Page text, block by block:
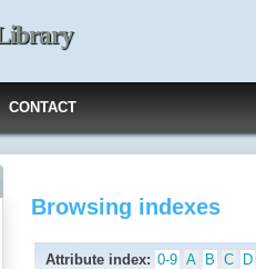
CONTACT
Browsing indexes
Attribute index: 0-9 A B C D